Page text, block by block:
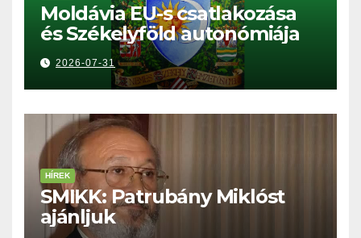
Moldávia EU-s csatlakozása
és Székelyföld autonómiája
2026-07-31
HÍREK
SMIKK: Patrubány Miklóst
ajánljuk